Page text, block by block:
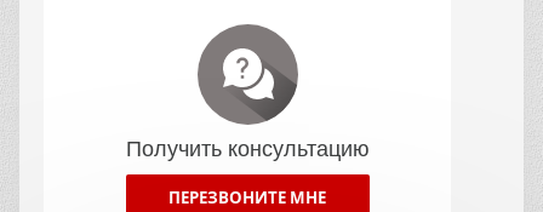
Получить консультацию
ПЕРЕЗВОНИТЕ МНЕ